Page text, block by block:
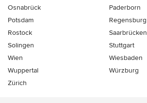
Osnabrück
Paderborn
Potsdam
Regensburg
Rostock
Saarbrücken
Solingen
Stuttgart
Wien
Wiesbaden
Wuppertal
Würzburg
Zürich